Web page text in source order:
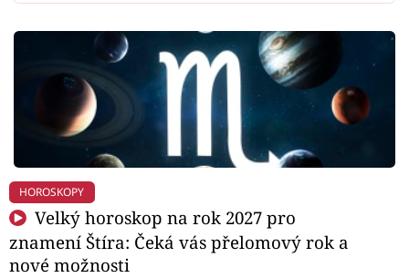
HOROSKOPY
Velký horoskop na rok 2027 pro
znamení Štíra: Čeká vás přelomový rok a
nové možnosti